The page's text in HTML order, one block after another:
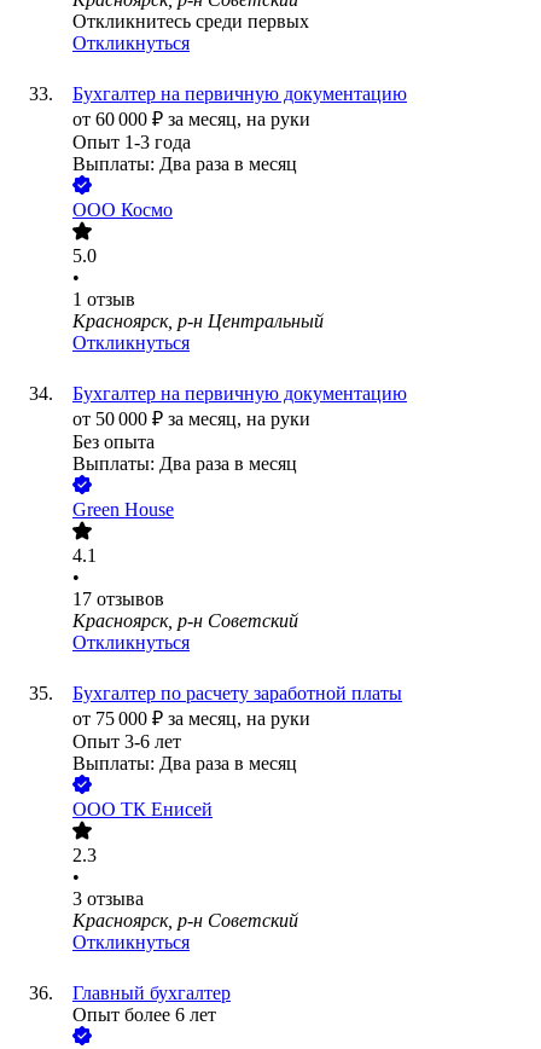
Откликнитесь среди первых
Откликнуться
Бухгалтер на первичную документацию
от 60 000 ₽ за месяц, на руки
Опыт 1-3 года
Выплаты: Два раза в месяц
ООО Космо
5.0
•
1 отзыв
Красноярск, р-н Центральный
Откликнуться
Бухгалтер на первичную документацию
от 50 000 ₽ за месяц, на руки
Без опыта
Выплаты: Два раза в месяц
Green House
4.1
•
17 отзывов
Красноярск, р-н Советский
Откликнуться
Бухгалтер по расчету заработной платы
от 75 000 ₽ за месяц, на руки
Опыт 3-6 лет
Выплаты: Два раза в месяц
ООО ТК Енисей
2.3
•
3 отзыва
Красноярск, р-н Советский
Откликнуться
Главный бухгалтер
Опыт более 6 лет